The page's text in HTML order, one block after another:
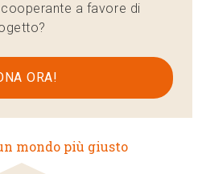
a favore di
ORA!
mondo più giusto